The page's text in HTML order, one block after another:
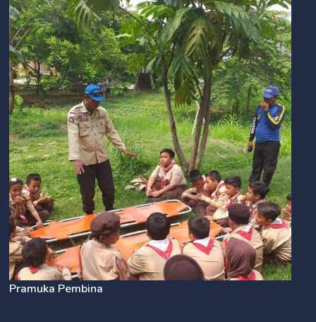
Pramuka Pembina